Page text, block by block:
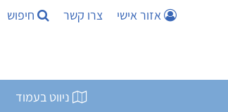
אזור אישי צרו קשר חיפוש
ניווט בעמוד